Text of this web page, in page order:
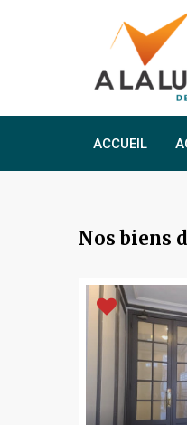
ACCUEIL
Nos biens